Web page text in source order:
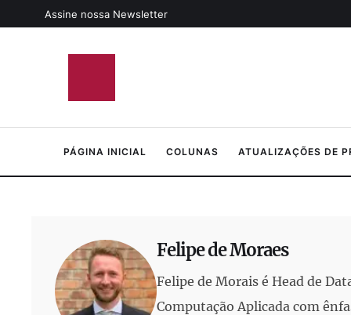
Assine nossa Newsletter
PÁGINA INICIAL COLUNAS ATUALIZAÇÕES DE
Felipe de Moraes
Felipe de Morais é Head de
Computação Aplicada com